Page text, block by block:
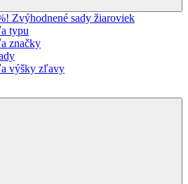
Zvýhodnené sady žiaroviek
typu
značky
výšky zľavy